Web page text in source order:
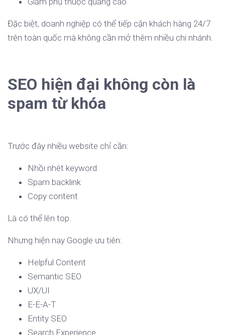
Đặc biệt, doanh nghiệp có thể tiếp cận khách hàng 24/7
trên toàn quốc mà không cần mở thêm nhiều chi nhánh.
SEO hiện đại không còn là
spam từ khóa
Trước đây nhiều website chỉ cần:
Nhồi nhét keyword
Spam backlink
Copy content
Là có thể lên top.
Nhưng hiện nay Google ưu tiên:
Helpful Content
Semantic SEO
UX/UI
E-E-A-T
Entity SEO
Search Experience